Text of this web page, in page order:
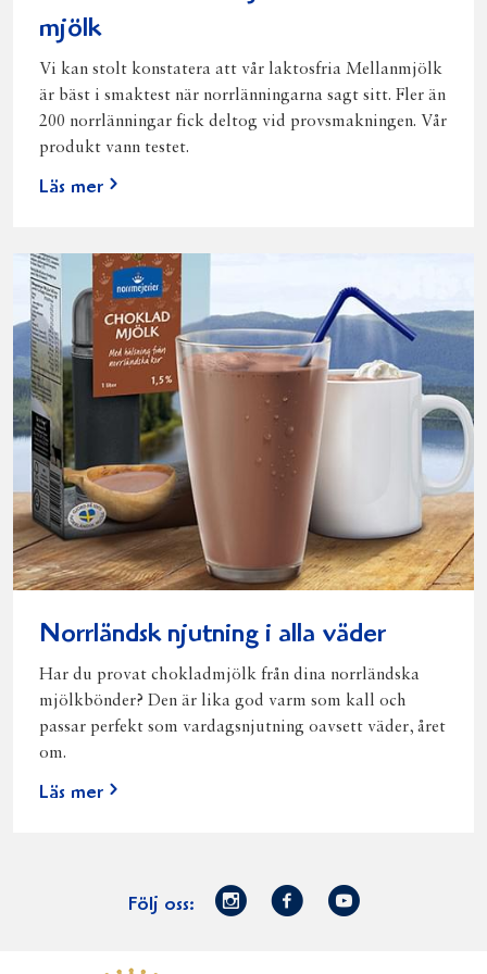
mjölk
Vi kan stolt konstatera att vår laktosfria Mellanmjölk
är bäst i smaktest när norrlänningarna sagt sitt. Fler än
200 norrlänningar fick deltog vid provsmakningen. Vår
produkt vann testet.
Läs mer
Norrländsk njutning i alla väder
Har du provat chokladmjölk från dina norrländska
mjölkbönder? Den är lika god varm som kall och
passar perfekt som vardagsnjutning oavsett väder, året
om.
Läs mer
Följ oss:
Norrmejerier
Facebook
Youtube